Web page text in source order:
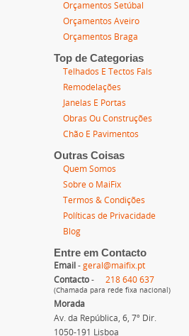
Orçamentos Setúbal
Orçamentos Aveiro
Orçamentos Braga
Top de Categorias
Telhados E Tectos Fals
Remodelações
Janelas E Portas
Obras Ou Construções
Chão E Pavimentos
Outras Coisas
Quem Somos
Sobre o MaiFix
Termos & Condições
Políticas de Privacidade
Blog
Entre em Contacto
Email - geral@maifix.pt
Contacto - 218 640 637
(Chamada para rede fixa nacional)
Morada
Av. da República, 6, 7º Dir.
1050-191 Lisboa